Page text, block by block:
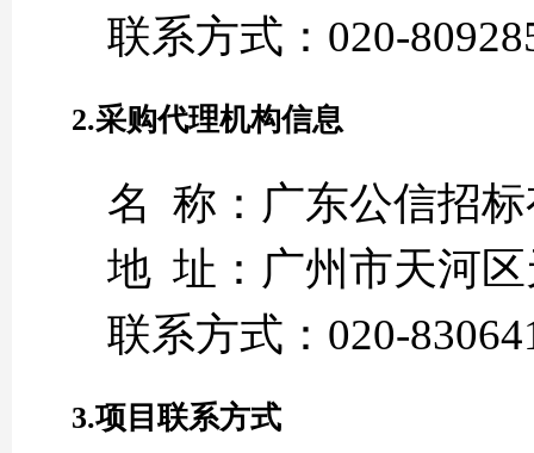
联系方式：020-
2.采购代理机构信息
名 称：广东公信招
地 址：广州市天河
联系方式：020-
3.项目联系方式